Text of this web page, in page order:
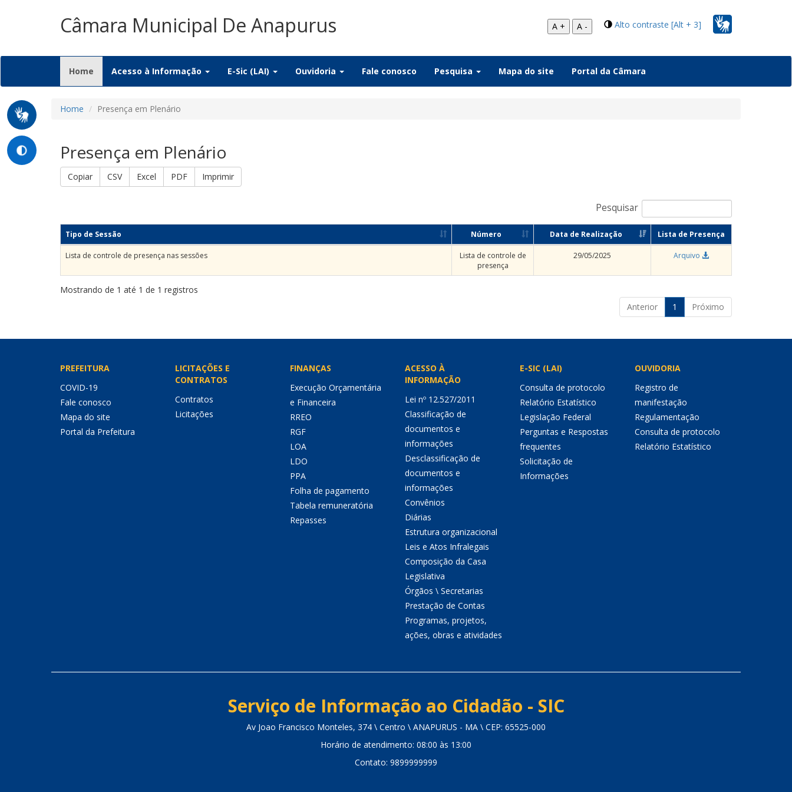
Câmara Municipal De Anapurus Alto contraste [Alt + 3]
A + A -
Home (current)
Acesso à Informação E-Sic (LAI) Ouvidoria Fale conosco Pesquisa Mapa do site Portal da Câmara
Home Presença em Plenário
Presença em Plenário
Copiar CSV Excel PDF Imprimir
Pesquisar
Tipo de Sessão Número Data de Realização Lista de Presença
Lista de controle de presença nas sessões
Lista de controle de
presença
29/05/2025 Arquivo
Mostrando de 1 até 1 de 1 registros
Anterior
1 Próximo
PREFEITURA
COVID-19
Fale conosco
Mapa do site
Portal da Prefeitura
LICITAÇÕES E
CONTRATOS
Contratos
Licitações
FINANÇAS
Execução Orçamentária
e Financeira
RREO
RGF
LOA
LDO
PPA
Folha de pagamento
Tabela remuneratória
Repasses
ACESSO À
INFORMAÇÃO
Lei nº 12.527/2011
Classificação de
documentos e
informações
Desclassificação de
documentos e
informações
Convênios
Diárias
Estrutura organizacional
Leis e Atos Infralegais
Composição da Casa
Legislativa
Órgãos \ Secretarias
Prestação de Contas
Programas, projetos,
ações, obras e atividades
E-SIC (LAI)
Consulta de protocolo
Relatório Estatístico
Legislação Federal
Perguntas e Respostas
frequentes
Solicitação de
Informações
OUVIDORIA
Registro de
manifestação
Regulamentação
Consulta de protocolo
Relatório Estatístico
Serviço de Informação ao Cidadão - SIC
Av Joao Francisco Monteles, 374 \ Centro \ ANAPURUS - MA \ CEP: 65525-000
Horário de atendimento: 08:00 às 13:00
Contato: 9899999999